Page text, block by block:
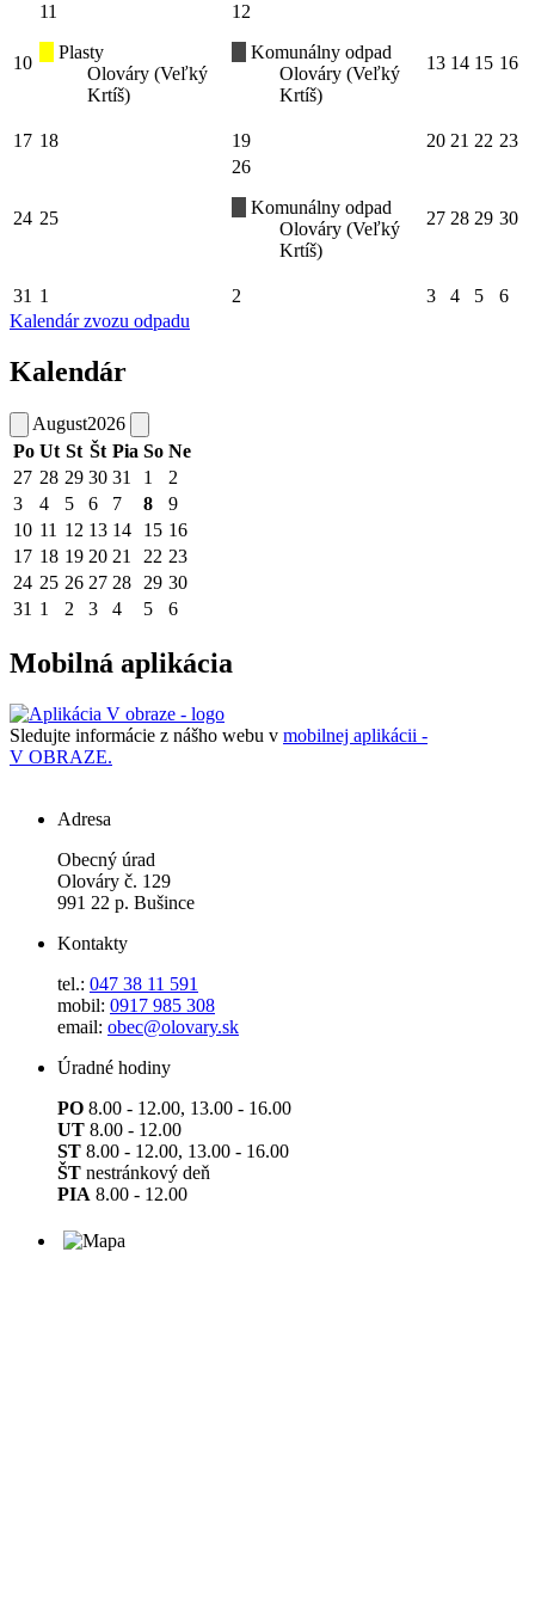
10
11
Plasty
Olováry (Veľký
Krtíš)
12
Komunálny odpad
Olováry (Veľký
Krtíš)
13 14 15 16
17 18 19 20 21 22 23
24 25
26
Komunálny odpad
Olováry (Veľký
Krtíš)
27 28 29 30
31 1 2 3 4 5
6
Kalendár zvozu odpadu
Kalendár
August2026
Po Ut St Št Pia So Ne
27 28 29 30 31 1
2
3
4 5 6 7 8
9
10 11 12 13 14 15 16
17 18 19 20 21 22 23
24 25 26 27 28 29 30
31 1 2 3 4 5 6
Mobilná aplikácia
Sledujte informácie z nášho webu v mobilnej aplikácii -
V OBRAZE.
Adresa
Obecný úrad
Olováry č. 129
991 22 p. Bušince
Kontakty
tel.: 047 38 11 591
mobil: 0917 985 308
email: obec@olovary.sk
Úradné hodiny
PO 8.00 - 12.00, 13.00 - 16.00
UT 8.00 - 12.00
ST 8.00 - 12.00, 13.00 - 16.00
ŠT nestránkový deň
PIA 8.00 - 12.00